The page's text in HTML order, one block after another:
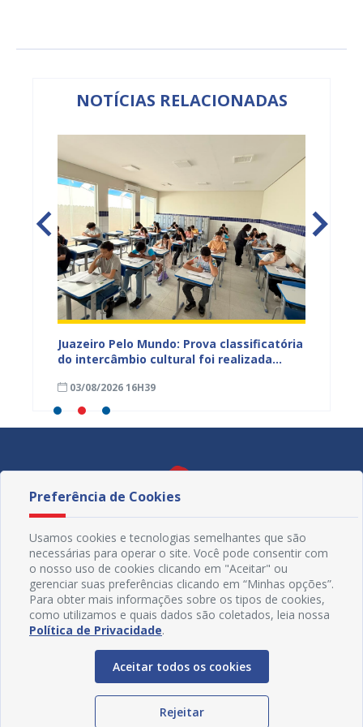
NOTÍCIAS RELACIONADAS
Juazeiro Pelo Mundo: Prova classificatória
do intercâmbio cultural foi realizada
divulgado nesta terça (04)
03/08/2026 16H39
Redes Sociais
Preferência de Cookies
Usamos cookies e tecnologias semelhantes que são
necessárias para operar o site. Você pode consentir com
o nosso uso de cookies clicando em "Aceitar" ou
gerenciar suas preferências clicando em “Minhas opções”.
Para obter mais informações sobre os tipos de cookies,
como utilizamos e quais dados são coletados, leia nossa
Política de Privacidade.
Aceitar todos os cookies
Rejeitar